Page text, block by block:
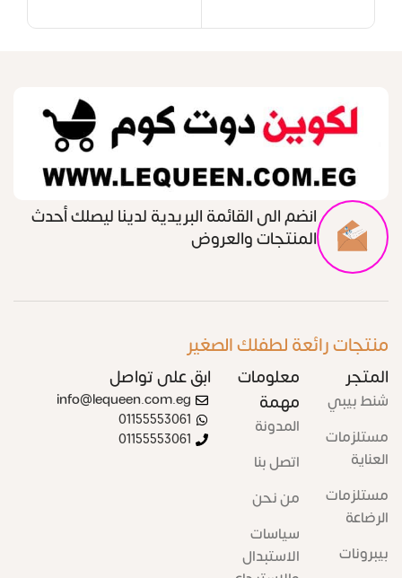
انضم الى القائمة البريدية لدينا ليصلك أحدث
المنتجات والعروض
منتجات رائعة لطفلك الصغير
المتجر
شنط بيبي
مستلزمات
العناية
مستلزمات
الرضاعة
بيبرونات
معلومات
مهمة
المدونة
اتصل بنا
من نحن
سياسات
الاستبدال
ابق على تواصل
info@lequeen.com.eg
01155553061
01155553061